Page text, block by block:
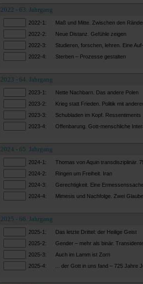
2022 - 63. Jahrgang
2022-1: Maß und Mitte. Zwischen den
2022-2:
Neue Distanz. Gefühle zeigen
2022-3:
Studieren, forschen, lehren. Eine
2022-4:
Sterben – Prozesse gestalten
2023 - 64. Jahrgang
2023-1: Nette Nachbarn. Das andere Polen
2023-2:
Krieg statt Frieden. Politik mit
2023-3:
Schubladen im Kopf. Ressentiments
2023-4:
Offenbarung. Gott-menschliche
2024 - 65. Jahrgang
2024-1: Thomas von Aquin transdisziplinär.
2024-2:
Ringen um Freiheit. Iran
2024-3:
Gerechtigkeit. Eine
2024-4:
Mimesis und Nachfolge. Zwei
2025 - 66. Jahrgang
2025-1: Das letzte Drittel: der Heilige Geist
2025-2:
Gender – mehr als binär.
2025-3:
Auch im Lamm ist Zorn
2025-4:
... der Gott in uns fand – 725 Jahre